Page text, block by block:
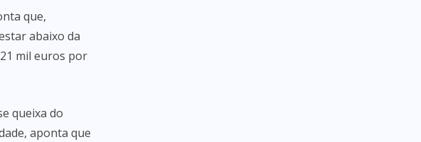
que,
abaixo da
mil euros por
queixa do
aponta que